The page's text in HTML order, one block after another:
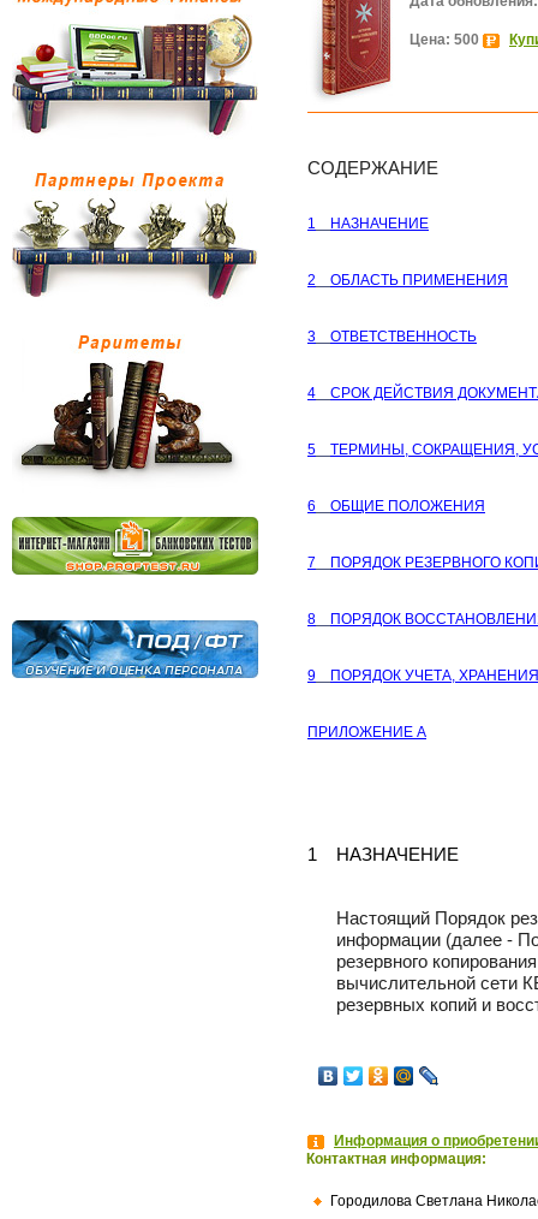
Цена: 500
СОДЕРЖАНИЕ
1 НАЗНАЧЕНИЕ
2 ОБЛАСТЬ ПРИМЕНЕНИЯ
3 ОТВЕТСТВЕННОСТЬ
4 СРОК ДЕЙСТВИЯ
5 ТЕРМИНЫ, СОКРАЩЕНИЯ,
6 ОБЩИЕ ПОЛОЖЕНИЯ
7 ПОРЯДОК РЕЗЕРВНОГО
8 ПОРЯДОК
9 ПОРЯДОК УЧЕТА,
ПРИЛОЖЕНИЕ A
1 НАЗНАЧЕНИЕ
Настоящий Порядок
информации (далее -
резервного
вычислительной сети
резервных копий и
Информация о
Контактная информация:
Городилова Светлана